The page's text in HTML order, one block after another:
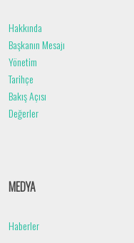
Hakkında
Başkanın Mesajı
Yönetim
Tarihçe
Bakış Açısı
Değerler
MEDYA
Haberler